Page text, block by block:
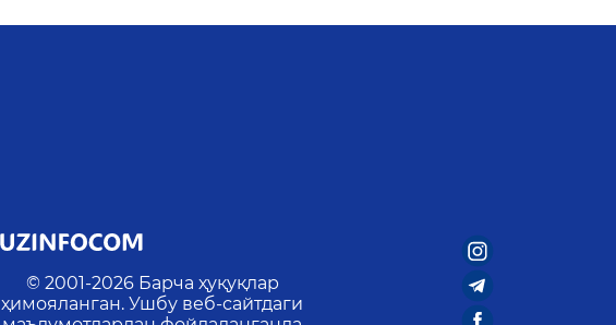
© 2001-2026 Барча ҳуқуқлар
ҳимояланган. Ушбу веб-сайтдаги